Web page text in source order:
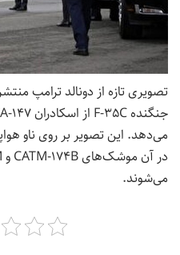
تصویری تازه از دونالد ترامپ
می‌دهد. این تصویر بر روی ناو
می‌شوند.